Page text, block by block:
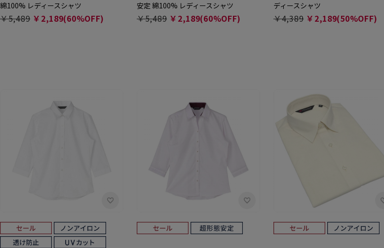
綿100% レディースシャツ
￥5,489 ￥2,189(60%OFF)
安定 綿100% レディースシャツ
￥5,489 ￥2,189(60%OFF)
ディースシャツ
￥4,389 ￥2,189(50%OFF)